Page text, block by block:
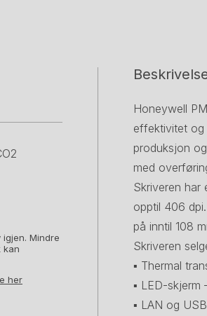
2
Mindre
kan
her
Honeywell
effektivitet og
produksjon
med
Skriveren har
opptil 406
på inntil 108
Skriveren
▪ Thermal
▪ LED-skjerm
▪ LAN og